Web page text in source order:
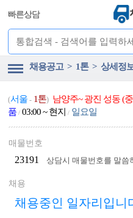
빠른상담
채용공고 > 1톤 > 상세정
(서울 - 1톤) 남양주~ 광진 성동 (
품/ 03:00 ~ 현지/ 일요일
매물번호
23191 상담시 매물번호를 말씀
채용
채용중인 일자리입니